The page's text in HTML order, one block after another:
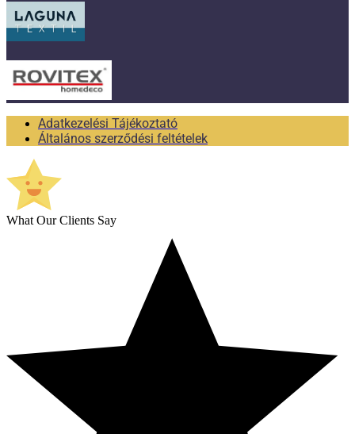
Adatkezelési Tájékoztató
Általános szerződési feltételek
What Our Clients Say